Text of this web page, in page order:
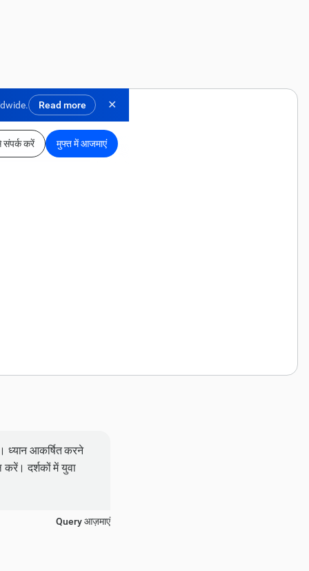
Read more ✕
करें मुफ्त में आजमाएं
ध्यान आकर्षित करने
दर्शकों में युवा
Query आज़माएं